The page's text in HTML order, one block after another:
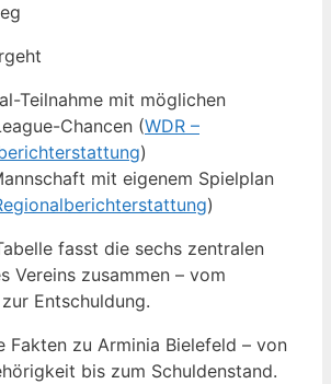
Teilnahme mit möglichen
Chancen (WDR –
)
mit eigenem Spielplan
)
fasst die sechs zentralen
Vereins zusammen – vom
Entschuldung.
Fakten zu Arminia Bielefeld – von
bis zum Schuldenstand.